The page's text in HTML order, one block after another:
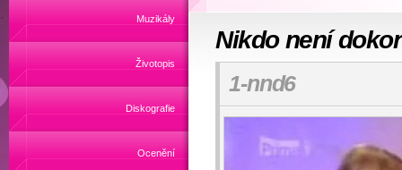
Muzikály
Životopis
Diskografie
Ocenění
Nikdo není
1-nnd6